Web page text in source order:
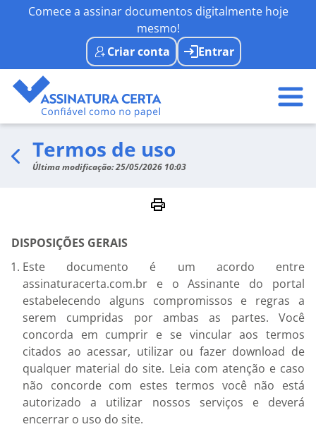
Comece a assinar documentos digitalmente hoje
mesmo!
Criar conta
Entrar
Termos de uso
Última modificação: 25/05/2026 10:03
DISPOSIÇÕES GERAIS
Este documento é um acordo entre
assinaturacerta.com.br e o Assinante do portal
estabelecendo alguns compromissos e regras a
serem cumpridas por ambas as partes. Você
concorda em cumprir e se vincular aos termos
citados ao acessar, utilizar ou fazer download de
qualquer material do site. Leia com atenção e caso
não concorde com estes termos você não está
autorizado a utilizar nossos serviços e deverá
encerrar o uso do site.